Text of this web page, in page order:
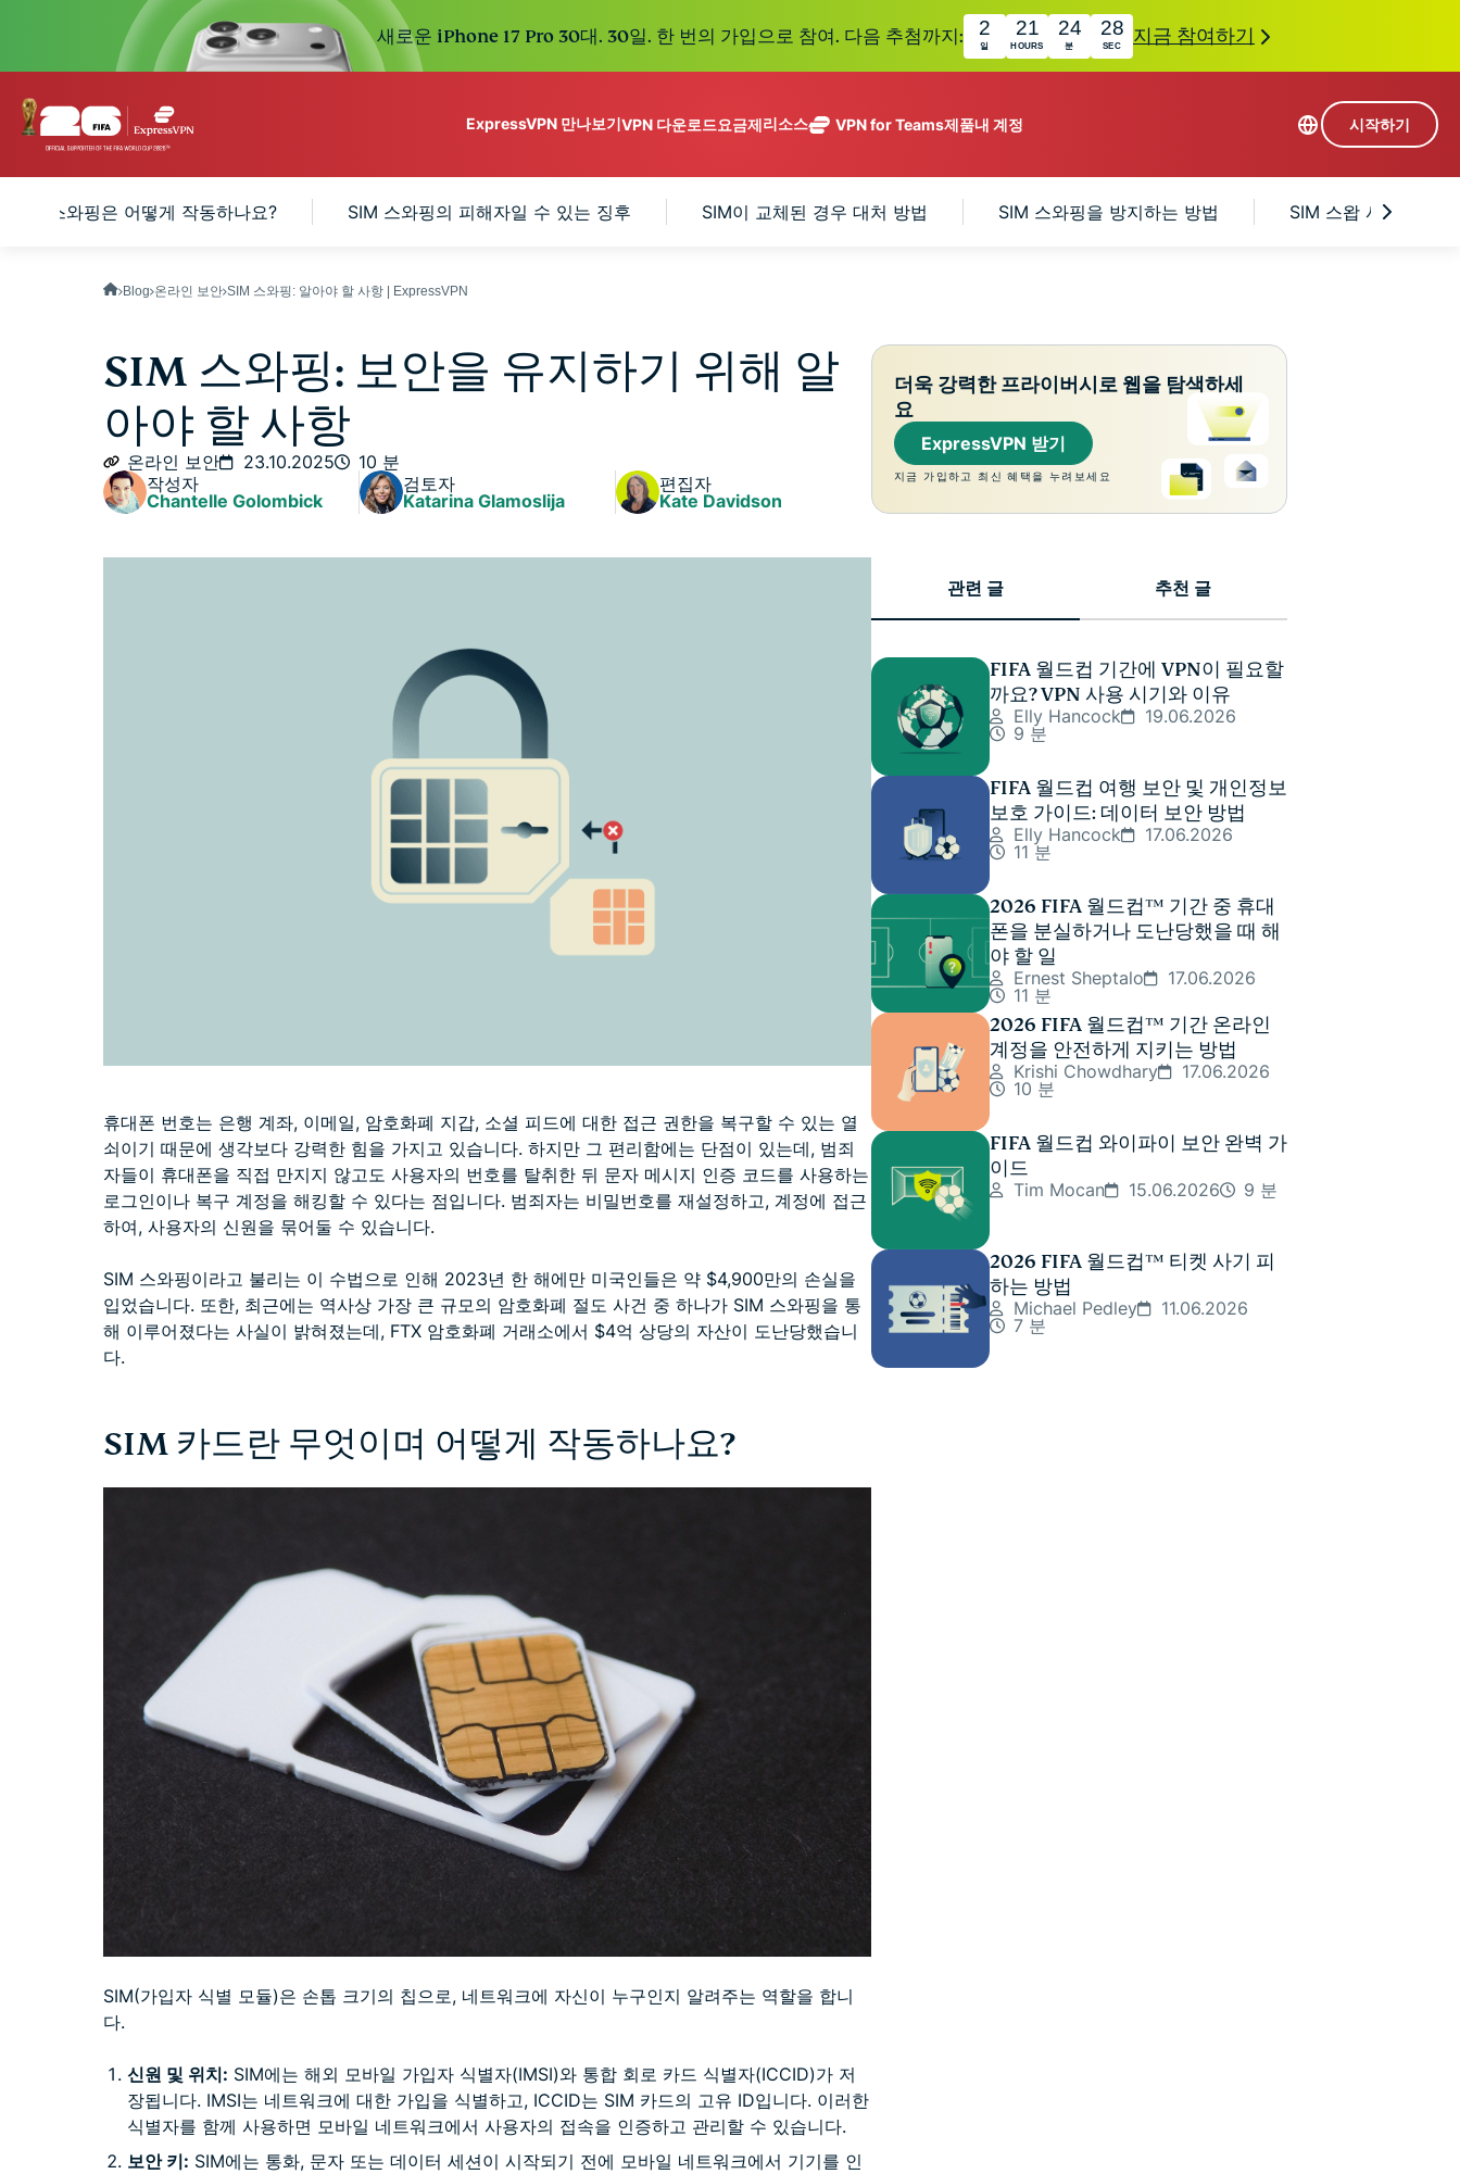
새로운 iPhone 17 Pro 30대. 30일. 한 번의 가입으로 참여. 다음 추첨까지: 2
일
21
HOURS
24
분
27
SEC 지금 참여하기
ExpressVPN 만나보기
노로그 정책
113개 국가의 서버
하나의 구독으로 종합적인 첨단 개인정보 보호 및 보안 도구를 이용해 보
세요. 완벽한 작동으로 더욱 탁월한 디지털 라이프를 선사합니다.
모든 제품 보기
VPN 다운로드
Windows
요금제리소스
VPN이란?
VPN for Teams제품
VPN protection for growing teams. Easy
113개 국가의
안전한 서버를
갖춘 업계 최고
보호하는 비공개 이메
안전한 비밀번
호 관리와 다중
팅으로 구동되
어 프라이버시
중심 인공 지
Identity
eSIM.
firewall,
system tools,
and more.
내 계정 시작하기
SIM 스와핑은 어떻게 작동하나요? SIM 스와핑의 피해자일 수 있는 징후 SIM이 교체된 경우 대처 방법 SIM 스와핑을 방지하는 방법 SIM 스왑 사기의 실
Blog 온라인 보안 SIM 스와핑: 알아야 할 사항 | ExpressVPN
SIM 스와핑: 보안을 유지하기 위해 알
아야 할 사항
온라인 보안 23.10.2025
10 분
작성자
Chantelle Golombick
검토자
Katarina Glamoslija
편집자
Kate Davidson
휴대폰 번호는 은행 계좌, 이메일, 암호화폐 지갑, 소셜 피드에 대한 접근 권한을 복구할 수 있는 열
쇠이기 때문에 생각보다 강력한 힘을 가지고 있습니다. 하지만 그 편리함에는 단점이 있는데, 범죄
자들이 휴대폰을 직접 만지지 않고도 사용자의 번호를 탈취한 뒤 문자 메시지 인증 코드를 사용하는
로그인이나 복구 계정을 해킹할 수 있다는 점입니다. 범죄자는 비밀번호를 재설정하고, 계정에 접근
하여, 사용자의 신원을 묶어둘 수 있습니다.
SIM 스와핑이라고 불리는 이 수법으로 인해 2023년 한 해에만 미국인들은 약 $4,900만의 손실을
입었습니다. 또한, 최근에는 역사상 가장 큰 규모의 암호화폐 절도 사건 중 하나가 SIM 스와핑을 통
해 이루어졌다는 사실이 밝혀졌는데, FTX 암호화폐 거래소에서 $4억 상당의 자산이 도난당했습니
다.
SIM 카드란 무엇이며 어떻게 작동하나요?
SIM(가입자 식별 모듈)은 손톱 크기의 칩으로, 네트워크에 자신이 누구인지 알려주는 역할을 합니
다.
신원 및 위치: SIM에는 해외 모바일 가입자 식별자(IMSI)와 통합 회로 카드 식별자(ICCID)가 저
장됩니다. IMSI는 네트워크에 대한 가입을 식별하고, ICCID는 SIM 카드의 고유 ID입니다. 이러한
식별자를 함께 사용하면 모바일 네트워크에서 사용자의 접속을 인증하고 관리할 수 있습니다.
보안 키: SIM에는 통화, 문자 또는 데이터 세션이 시작되기 전에 모바일 네트워크에서 기기를 인
더욱 강력한 프라이버시로 웹을 탐색하세
요
ExpressVPN 받기
지금 가입하고 최신 혜택을 누려보세요
관련 글 추천 글
FIFA 월드컵 기간에 VPN이 필요할
까요? VPN 사용 시기와 이유
Elly Hancock
19.06.2026
9 분
FIFA 월드컵 여행 보안 및 개인정보
보호 가이드: 데이터 보안 방법
Elly Hancock
17.06.2026
11 분
2026 FIFA 월드컵™ 기간 중 휴대
폰을 분실하거나 도난당했을 때 해
야 할 일
Ernest Sheptalo
17.06.2026
11 분
2026 FIFA 월드컵™ 기간 온라인
계정을 안전하게 지키는 방법
Krishi Chowdhary
17.06.2026
10 분
FIFA 월드컵 와이파이 보안 완벽 가
이드
Tim Mocan 15.06.2026 9 분
2026 FIFA 월드컵™ 티켓 사기 피
하는 방법
Michael Pedley
11.06.2026
7 분